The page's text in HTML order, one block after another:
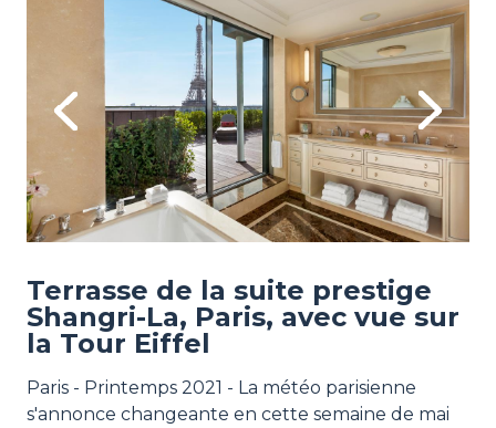
Previous Next
Terrasse de la suite prestige
Shangri-La, Paris, avec vue sur
la Tour Eiffel
Paris - Printemps 2021 - La météo parisienne
s'annonce changeante en cette semaine de mai